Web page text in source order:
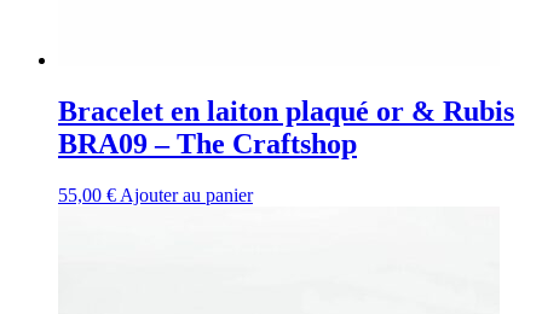
Bracelet en laiton plaqué or & Rubis
BRA09 – The Craftshop
55,00 € Ajouter au panier